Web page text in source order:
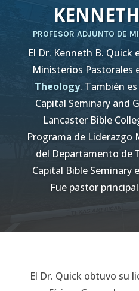
PROFESOR ADJUNTO DE
El Dr. Kenneth B.
Ministerios Pastorales
Theology. También
Capital Seminary and
Lancaster Bible
Programa de Liderazgo
del Departamento de
Capital Bible Seminary
Fue pastor
El Dr. Quick obtuvo su